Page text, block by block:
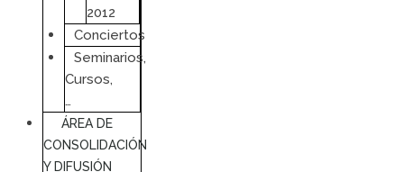
2012
Conciertos
Seminarios,
Cursos,
…
ÁREA DE
CONSOLIDACIÓN
Y DIFUSIÓN